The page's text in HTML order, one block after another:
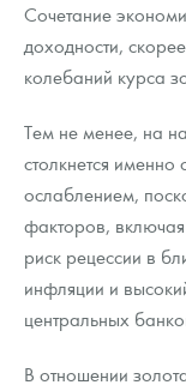
Сочетание
доходности,
колебаний курса
Тем не менее, на
столкнется
ослаблением,
факторов,
риск рецессии в
инфляции и
центральных
В отношении